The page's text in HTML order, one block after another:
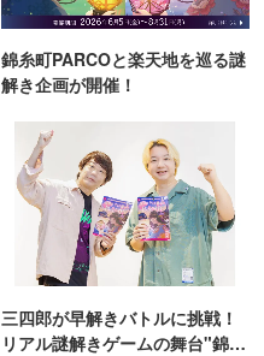
錦糸町PARCOと楽天地を巡る謎
解き企画が開催！
三四郎が早解きバトルに挑戦！
リアル謎解きゲームの舞台"錦糸